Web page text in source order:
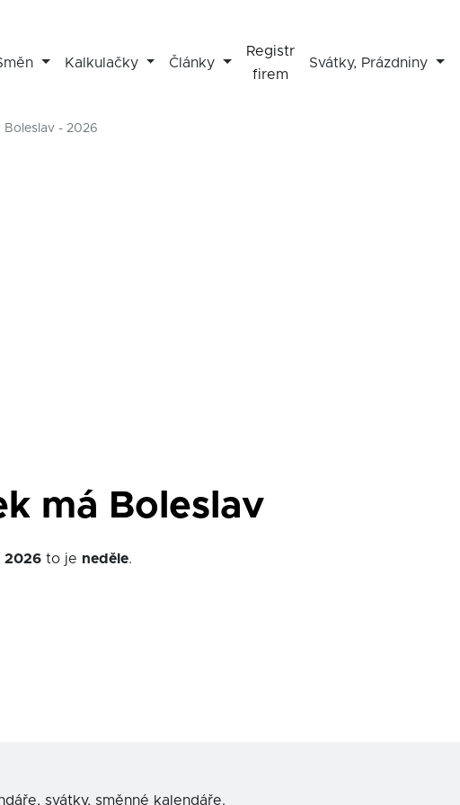
Kalkulačky Články
Registr
firem
Svátky, Prázdniny
Boleslav - 2026
má Boleslav
2026 to je neděle.
svátky, směnné kalendáře.